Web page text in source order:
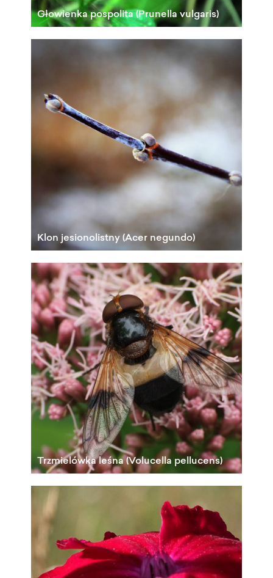
Głowienka pospolita (Prunella vulgaris)
Klon jesionolistny (Acer negundo)
Trzmielówka leśna (Volucella pellucens)